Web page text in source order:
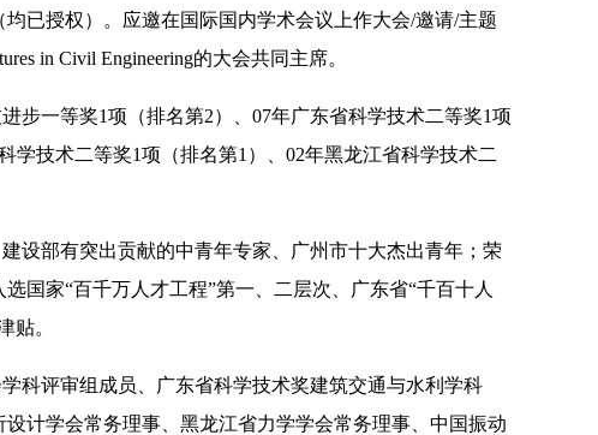
均已授权）。应邀在国际国内学术会议上作大会/邀请/主题
in Civil Engineering的大会共同主席。
步一等奖1项（排名第2）、 07年广东省科学技术二等奖1项
学技术二等奖1项（排名第1 ）、 02年黑龙江省科学技术二
设部有突出贡献的中青年专家、广州市十大杰出青年；荣
国家“百千万人才工程”第一、二层次、广东省“千百十人
贴。
科评审组成员、广东省科学技术奖建筑交通与水利学科
计学会常务理事、黑龙江省力学学会常务理事、中国振动